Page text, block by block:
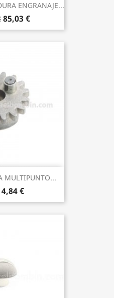
ENGRANAJE...
85,03 €
MULTIPUNTO...
4,84 €